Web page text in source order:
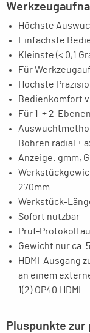
Höchste
Einfachste
Kleinste (< 0,1
Für
Höchste
Bedienkomfort
Für 1-+ 2-
Bohren radial +
Anzeige: gmm,
270mm
Werkstück-
Sofort nutzbar
Prüf-Protokoll
Gewicht nur ca.
HDMI-Ausgang
an einem
1(2).OP40.HDMI
Pluspunkte